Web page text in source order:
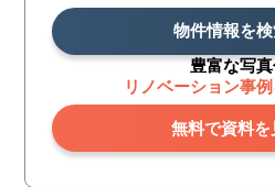
物件情報を
豊富な写
リノベーション事
無料で資料を